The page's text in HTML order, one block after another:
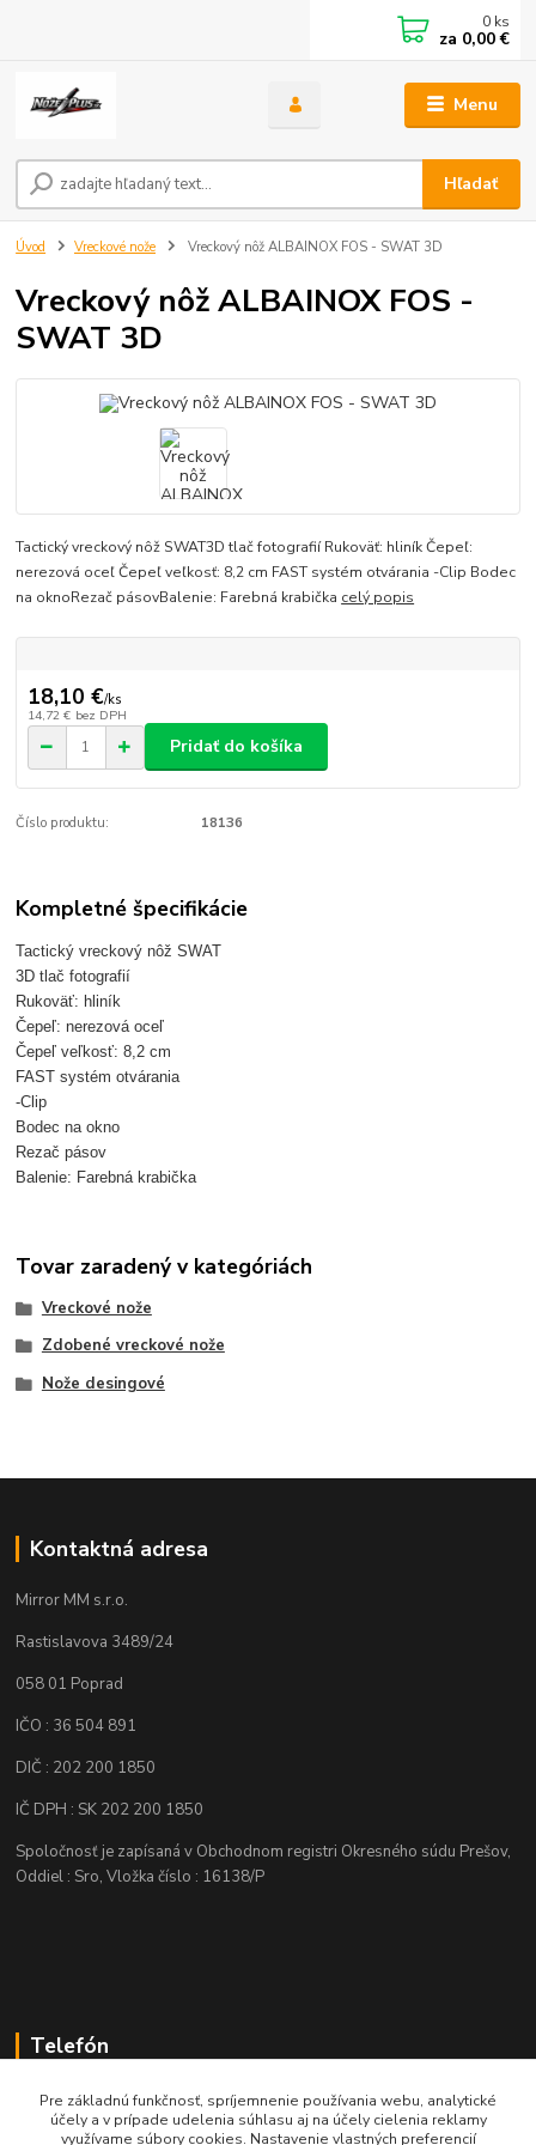
Menu
Hľadať
0 ks
za 0,00 €
Úvod Vreckové nože Vreckový nôž ALBAINOX FOS - SWAT 3D
Vreckový nôž ALBAINOX FOS -
SWAT 3D
Tactický vreckový nôž SWAT3D tlač fotografií Rukoväť: hliník Čepeľ:
nerezová oceľ Čepeľ veľkosť: 8,2 cm FAST systém otvárania -Clip Bodec
na oknoRezač pásovBalenie: Farebná krabička celý popis
18,10 €/ks
14,72 € bez DPH
Pridať do košíka
Číslo produktu: 18136
Kompletné špecifikácie
Tactický vreckový nôž SWAT
3D tlač fotografií
Rukoväť: hliník
Čepeľ: nerezová oceľ
Čepeľ veľkosť: 8,2 cm
FAST systém otvárania
-Clip
Bodec na okno
Rezač pásov
Balenie: Farebná krabička
Tovar zaradený v kategóriách
Vreckové nože
Zdobené vreckové nože
Nože desingové
Kontaktná adresa
Mirror MM s.r.o.
Rastislavova 3489/24
058 01 Poprad
IČO : 36 504 891
DIČ : 202 200 1850
IČ DPH : SK 202 200 1850
Spoločnosť je zapísaná v Obchodnom registri Okresného súdu Prešov,
Oddiel : Sro, Vložka číslo : 16138/P
Telefón
+421 905 622 625
Pre základnú funkčnosť, spríjemnenie používania webu, analytické
účely a v prípade udelenia súhlasu aj na účely cielenia reklamy
využívame súbory cookies. Nastavenie vlastných preferencií